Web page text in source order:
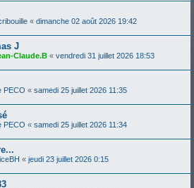
« dimanche 02 août 2026 19:42
J
Claude.B « vendredi 31 juillet 2026 18:53
PECO « samedi 25 juillet 2026 11:35
PECO « samedi 25 juillet 2026 11:34
« jeudi 23 juillet 2026 0:15